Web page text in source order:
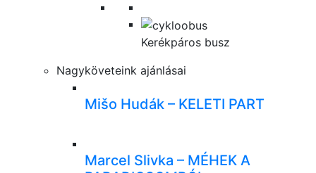
Kerékpáros busz
Nagyköveteink ajánlásai
Mišo Hudák – KELETI PART
Marcel Slivka – MÉHEK A